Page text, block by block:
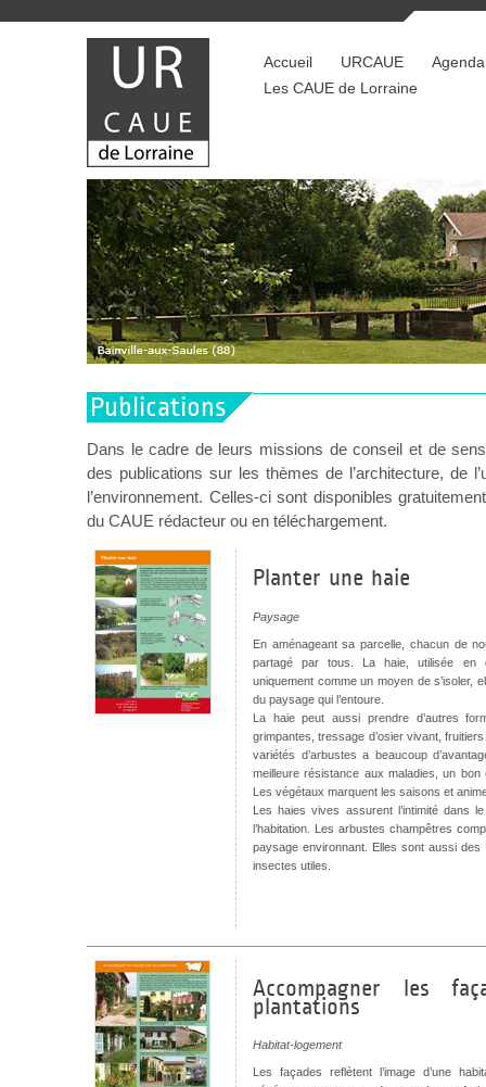
Accueil URCAUE
Agenda
Les CAUE de Lorraine
Publications
Dans le cadre de leurs missions de conseil et de
des publications sur les thèmes de l’architecture, de
l’environnement. Celles-ci sont disponibles
du CAUE rédacteur ou en téléchargement.
Planter une haie
Paysage
En aménageant sa parcelle, chacun de
partagé par tous. La haie, utilisée en
uniquement comme un moyen de s’isoler,
du paysage qui l’entoure.
La haie peut aussi prendre d’autres
grimpantes, tressage d’osier vivant,
variétés d’arbustes a beaucoup
meilleure résistance aux maladies, un
Les végétaux marquent les saisons et
Les haies vives assurent l’intimité dans
l’habitation. Les arbustes champêtres
paysage environnant. Elles sont aussi
insectes utiles.
Accompagner les
plantations
Habitat-logement
Les façades reflètent l’image d’une